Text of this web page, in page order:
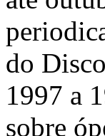
do
1997 a
sobre